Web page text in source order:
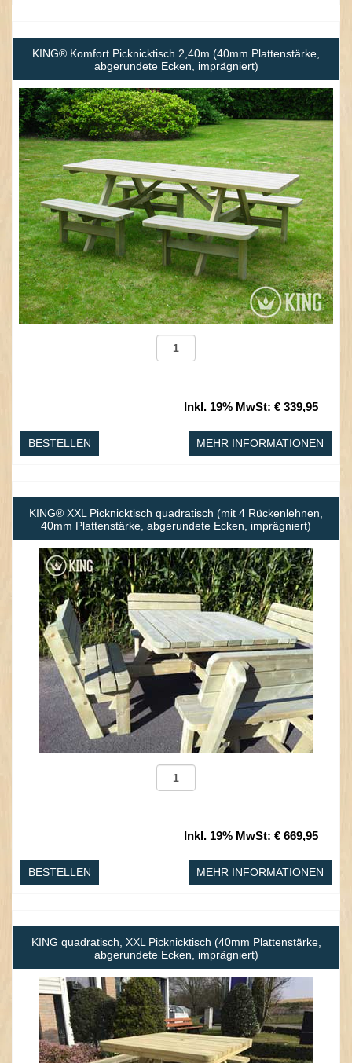
KING® Komfort Picknicktisch 2,40m (40mm Plattenstärke,
abgerundete Ecken, imprägniert)
Inkl. 19% MwSt: € 339,95
MEHR INFORMATIONEN
BESTELLEN
KING® XXL Picknicktisch quadratisch (mit 4 Rückenlehnen,
40mm Plattenstärke, abgerundete Ecken, imprägniert)
Inkl. 19% MwSt: € 669,95
MEHR INFORMATIONEN
BESTELLEN
KING quadratisch, XXL Picknicktisch (40mm Plattenstärke,
abgerundete Ecken, imprägniert)